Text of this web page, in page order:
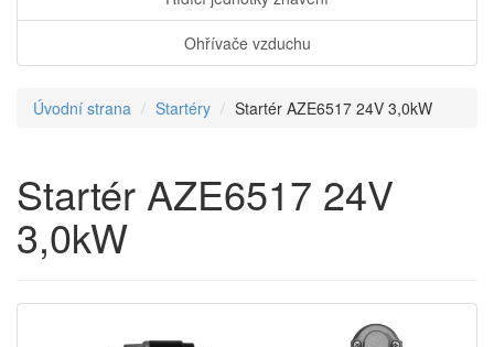
Ohřívače vzduchu
Úvodní strana Startéry Startér AZE6517 24V 3,0kW
Startér AZE6517 24V
3,0kW